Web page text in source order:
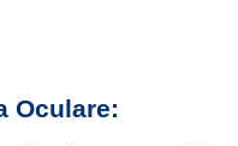
Oculare: